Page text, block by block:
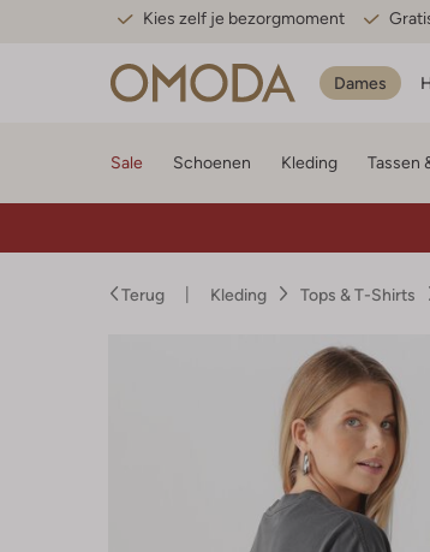
Kies zelf je bezorgmoment
Dames
Sale Schoenen Kleding Tassen
Terug Kleding Tops & T-Shirts